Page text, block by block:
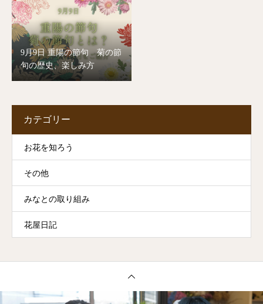
9月9日 重陽の節句 菊の節
句の歴史、楽しみ方
カテゴリー
お花を知ろう
その他
みなとの取り組み
花屋日記